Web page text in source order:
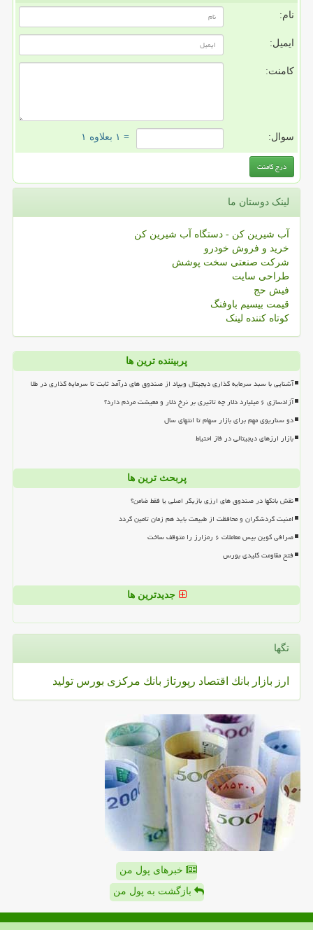
نام:
ایمیل:
کامنت:
سوال: = ۱ بعلاوه ۱
لینک دوستان ما
آب شیرین کن - دستگاه آب شیرین کن
خرید و فروش خودرو
شرکت صنعتی سخت پوشش
طراحی سایت
فیش حج
قیمت بیسیم باوفنگ
کوتاه کننده لینک
پربیننده ترین ها
آشنایی با سبد سرمایه گذاری دیجیتال ویپاد از صندوق های درآمد ثابت تا سرمایه گذاری در طلا
آزادسازی ۶ میلیارد دلار چه تاثیری بر نرخ دلار و معیشت مردم دارد؟
دو سناریوی مهم برای بازار سهام تا انتهای سال
بازار ارزهای دیجیتالی در فاز احتیاط
پربحث ترین ها
نقش بانکها در صندوق های ارزی بازیگر اصلی یا فقط ضامن؟
امنیت گردشگران و محافظت از طبیعت باید هم زمان تامین گردد
صرافی کوین بیس معاملات ۶ رمزارز را متوقف ساخت
فتح مقاومت کلیدی بورس
جدیدترین ها
تگها
ارز بازار بانك اقتصاد رپورتاژ بانك مركزی بورس تولید
خبرهای پول من
بازگشت به پول من